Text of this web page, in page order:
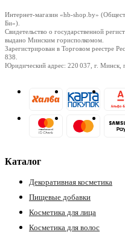
Интернет-магазин «hb-shop.by»
Би»).
Свидетельство о государственной
выдано Минским горисполкомом.
Зарегистрирован в Торговом реестре
838.
Юридический адрес: 220 037, г. Минск,
Каталог
Декоративная косметика
Пищевые добавки
Косметика для лица
Косметика для волос